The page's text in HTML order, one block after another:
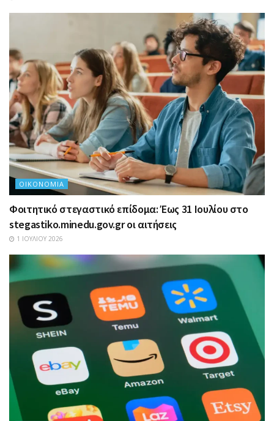
ΟΙΚΟΝΟΜΊΑ
Φοιτητικό στεγαστικό επίδομα: Έως 31 Ιουλίου στο
stegastiko.minedu.gov.gr οι αιτήσεις
1 ΙΟΥΛΊΟΥ 2026